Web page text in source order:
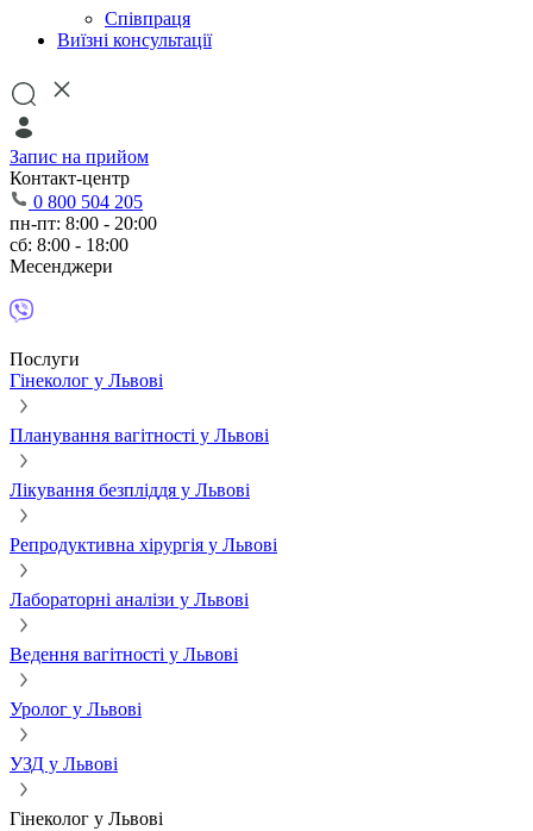
Співпраця
Виїзні консультації
Запис на прийом
Контакт-центр
0 800 504 205
пн-пт: 8:00 - 20:00
сб: 8:00 - 18:00
Месенджери
Послуги
Гінеколог у Львові
Планування вагітності у Львові
Лікування безпліддя у Львові
Репродуктивна хірургія у Львові
Лабораторні аналізи у Львові
Ведення вагітності у Львові
Уролог у Львові
УЗД у Львові
Гінеколог у Львові